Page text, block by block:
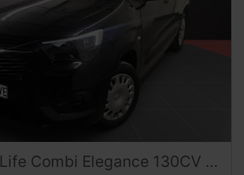
Life Combi Elegance 130CV Automática (2023) – 5 Plazas Doble Puerta Lateral